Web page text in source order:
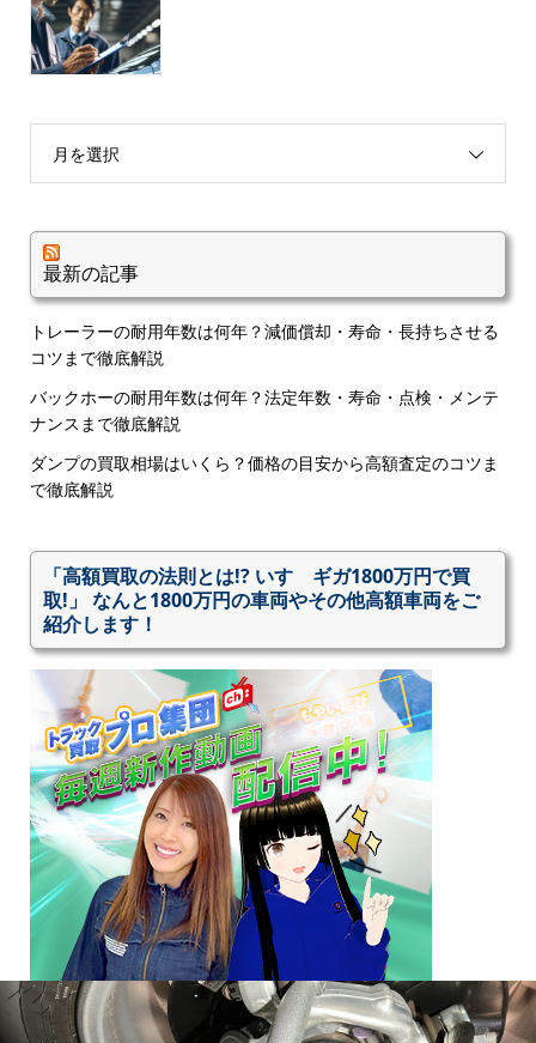
月を選択
最新の記事
トレーラーの耐用年数は何年？減価償却・寿命・長持ちさせる
コツまで徹底解説
バックホーの耐用年数は何年？法定年数・寿命・点検・メンテ
ナンスまで徹底解説
ダンプの買取相場はいくら？価格の目安から高額査定のコツま
で徹底解説
「高額買取の法則とは!? いすゞギガ1800万円で買
取!」 なんと1800万円の車両やその他高額車両をご
紹介します！